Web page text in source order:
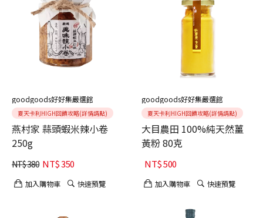
goodgoods好好集嚴選館
夏天卡利HIGH回饋攻略(詳情請點)
燕村家 蒜頭蝦米辣小卷
250g
NT$380 NT$350
加入購物車 快速預覽
goodgoods好好集嚴選館
夏天卡利HIGH回饋攻略(詳情請點)
大目農田 100%純天然薑
黃粉 80克
NT$500
加入購物車 快速預覽